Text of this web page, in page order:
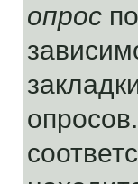
опрос